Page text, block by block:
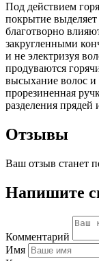
Под действием
покрытие
благотворно
закругленными
и не электризуя
продуваются
высыхание волос и
прорезиненная
разделения прядей
Отзывы
Ваш отзыв станет
Напишите
Комментарий
Имя